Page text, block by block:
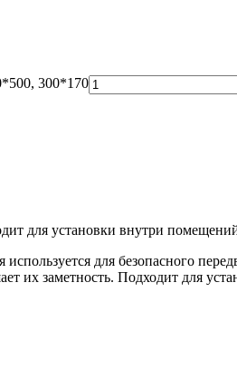
300*170
для установки внутри
используется для безопасного
их заметность. Подходит для